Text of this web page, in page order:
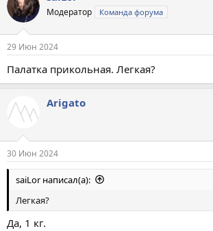
ц
и
Модератор Команда форума
29 Июн 2024
Палатка прикольная. Легкая?
Arigato
30 Июн 2024
saiLor написал(а):
Легкая?
Да, 1 кг.